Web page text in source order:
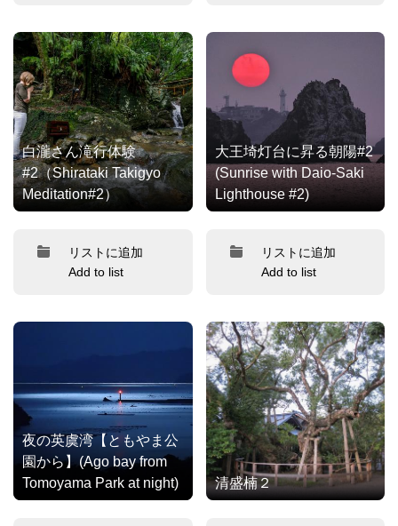
白瀧さん滝行体験
#2（Shirataki Takigyo
Meditation#2）
リストに追加
Add to list
大王埼灯台に昇る朝陽#2
(Sunrise with Daio-Saki
Lighthouse #2)
リストに追加
Add to list
夜の英虞湾【ともやま公
園から】(Ago bay from
Tomoyama Park at night)
清盛楠２